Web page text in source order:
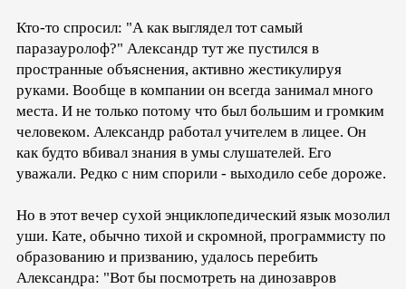
Кто-то спросил: "А как выглядел тот самый
паразауролоф?" Александр тут же пустился в
пространные объяснения, активно жестикулируя
руками. Вообще в компании он всегда занимал много
места. И не только потому что был большим и громким
человеком. Александр работал учителем в лицее. Он
как будто вбивал знания в умы слушателей. Его
уважали. Редко с ним спорили - выходило себе дороже.
Но в этот вечер сухой энциклопедический язык мозолил
уши. Кате, обычно тихой и скромной, программисту по
образованию и призванию, удалось перебить
Александра: "Вот бы посмотреть на динозавров